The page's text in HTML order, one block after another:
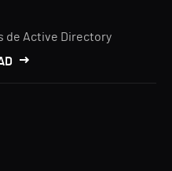
de Active Directory